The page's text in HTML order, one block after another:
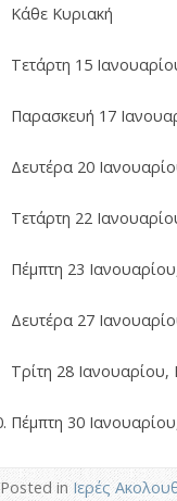
Κάθε Κυριακή
Τετάρτη 15
Παρασκευή 17
Δευτέρα 20
Τετάρτη 22
Πέμπτη 23
Δευτέρα 27
Τρίτη 28
Πέμπτη 30
Posted inΙερές